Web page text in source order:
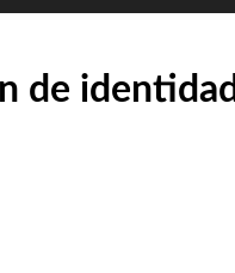
de identidad